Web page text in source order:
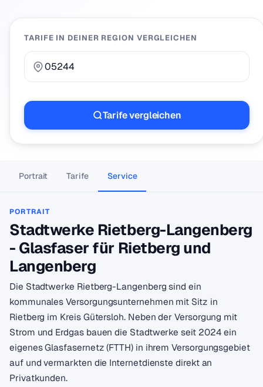
TARIFE IN DEINER REGION VERGLEICHEN
Tarife vergleichen
Portrait Tarife Service
PORTRAIT
Stadtwerke Rietberg-Langenberg
- Glasfaser für Rietberg und
Langenberg
Die Stadtwerke Rietberg-Langenberg sind ein
kommunales Versorgungsunternehmen mit Sitz in
Rietberg im Kreis Gütersloh. Neben der Versorgung mit
Strom und Erdgas bauen die Stadtwerke seit 2024 ein
eigenes Glasfasernetz (FTTH) in ihrem Versorgungsgebiet
auf und vermarkten die Internetdienste direkt an
Privatkunden.